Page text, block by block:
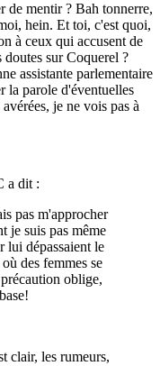
de mentir ? Bah tonnerre,
hein. Et toi, c'est quoi,
à ceux qui accusent de
doutes sur Coquerel ?
assistante parlementaire
la parole d'éventuelles
je ne vois pas à
a dit :
pas m'approcher
je suis pas même
dépassaient le
des femmes se
oblige,
clair, les rumeurs,